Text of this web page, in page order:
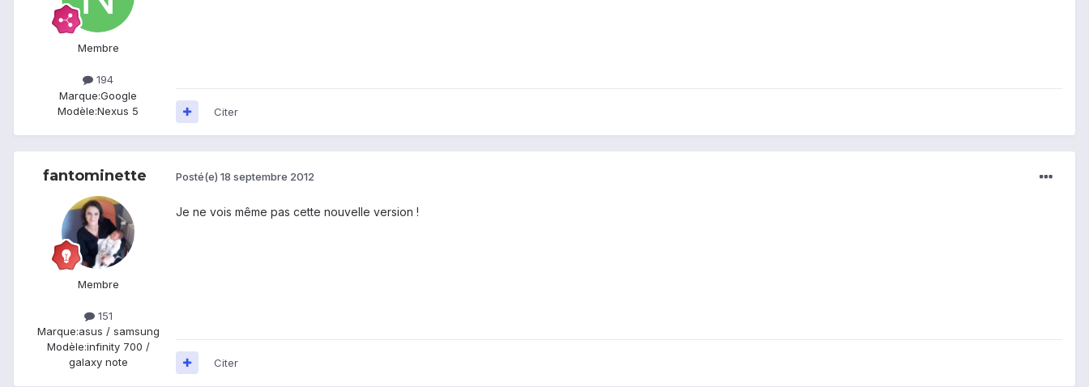
Membre
194
Marque:Google
Modèle:Nexus 5 Citer
fantominette
Membre
151
Marque:asus / samsung
Modèle:infinity 700 /
galaxy note
Posté(e) 18 septembre 2012
Je ne vois même pas cette nouvelle version !
Citer